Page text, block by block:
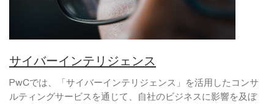
サイバーインテリジェンス
PwCでは、「サイバーインテリジェンス」を活用したコンサ
ルティングサービスを通じて、自社のビジネスに影響を及ぼ